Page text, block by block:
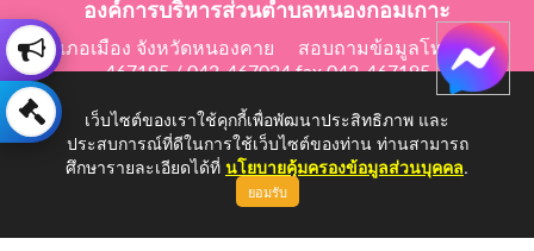
องค์การบริหารส่วนตำบลหนองกอมเกาะ
อำเภอเมือง จังหวัดหนองคาย สอบถามข้อมูลโทร 042-
467195 / 042-467024 fax 042-467195
E-Mail: saraban@nongkomkor.go.th
เว็บไซต์ของเราใช้คุกกี้เพื่อพัฒนาประสิทธิภาพ และ
ประสบการณ์ที่ดีในการใช้เว็บไซต์ของท่าน ท่านสามารถ
ศึกษารายละเอียดได้ที่ นโยบายคุ้มครองข้อมูลส่วนบุคคล.
ยอมรับ